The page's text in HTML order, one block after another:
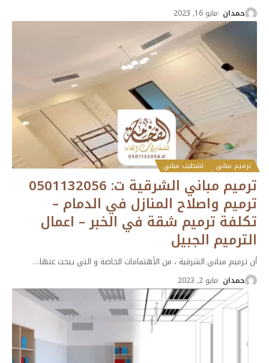
حمدان مايو 16, 2023
ترميم مباني تشطيب مباني
ترميم مباني الشرقية ت: 0501132056
ترميم واصلاح المنازل في الدمام –
تكلفة ترميم شقة في الخبر – اعمال
الترميم الجبيل
أن ترميم مباني الشرقية ، من الأهتمامات الخاصة و التي يبحث عنها…
حمدان مايو 2, 2023